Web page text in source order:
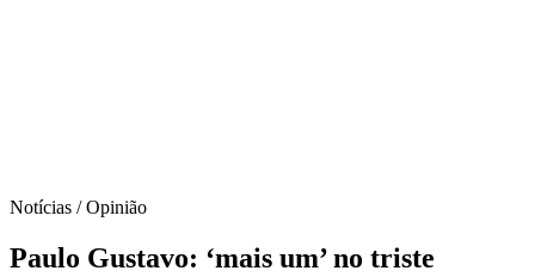
Notícias / Opinião
Paulo Gustavo: ‘mais um’ no triste